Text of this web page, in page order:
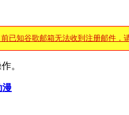
已知谷歌邮箱无法收到注册邮件，
。
漫